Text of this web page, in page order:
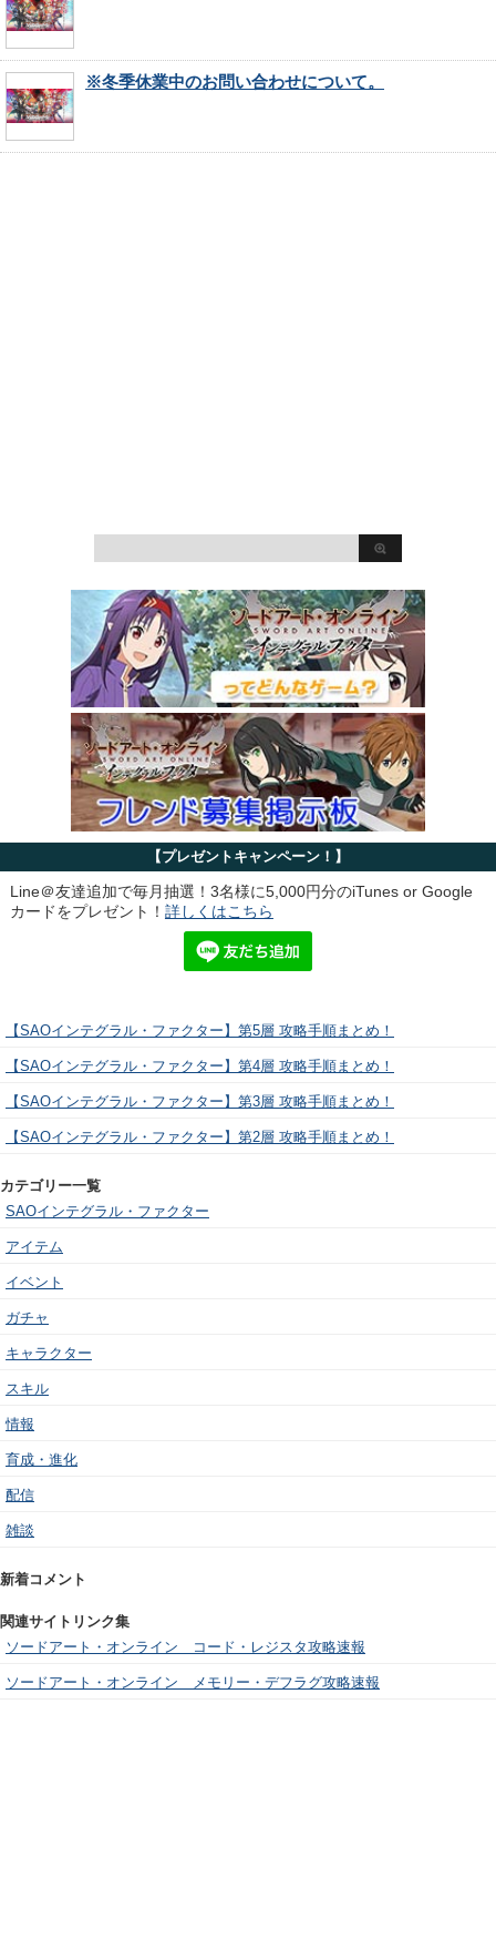
※冬季休業中のお問い合わせについて。
【プレゼントキャンペーン！】
Line＠友達追加で毎月抽選！3名様に5,000円分のiTunes or Google
カードをプレゼント！ 詳しくはこちら
【SAOインテグラル・ファクター】第5層 攻略手順まとめ！
【SAOインテグラル・ファクター】第4層 攻略手順まとめ！
【SAOインテグラル・ファクター】第3層 攻略手順まとめ！
【SAOインテグラル・ファクター】第2層 攻略手順まとめ！
カテゴリー一覧
SAOインテグラル・ファクター
アイテム
イベント
ガチャ
キャラクター
スキル
情報
育成・進化
配信
雑談
新着コメント
関連サイトリンク集
ソードアート・オンライン コード・レジスタ攻略速報
ソードアート・オンライン メモリー・デフラグ攻略速報